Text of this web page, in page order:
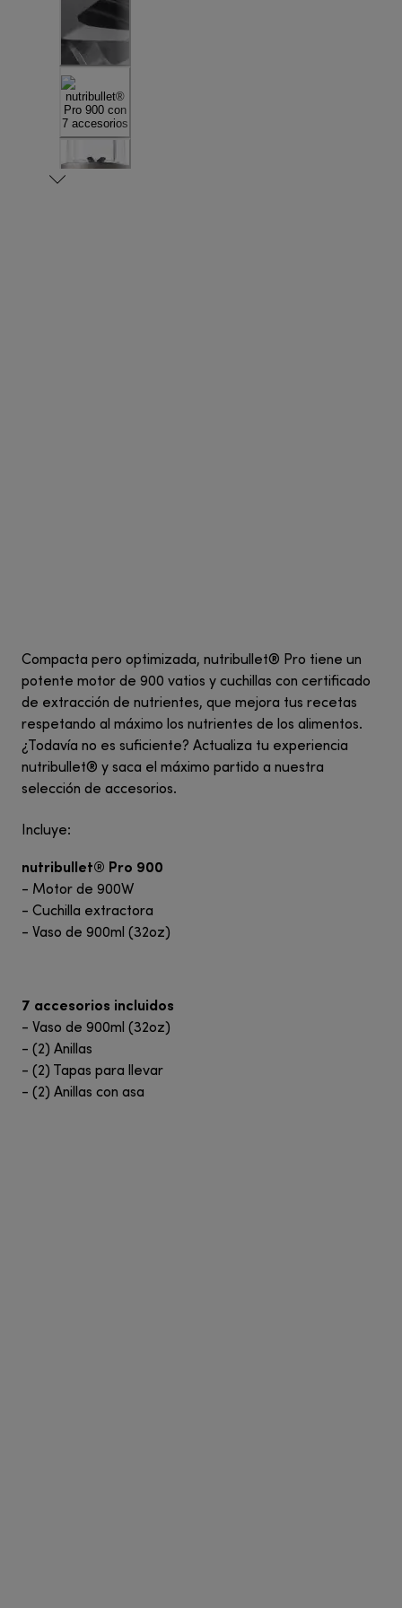
Compacta pero optimizada, nutribullet® Pro tiene un
potente motor de 900 vatios y cuchillas con certificado
de extracción de nutrientes, que mejora tus recetas
respetando al máximo los nutrientes de los alimentos.
¿Todavía no es suficiente? Actualiza tu experiencia
nutribullet® y saca el máximo partido a nuestra
selección de accesorios.
Incluye:
nutribullet® Pro 900
- Motor de 900W
- Cuchilla extractora
- Vaso de 900ml (32oz)
7 accesorios incluidos
- Vaso de 900ml (32oz)
- (2) Anillas
- (2) Tapas para llevar
- (2) Anillas con asa